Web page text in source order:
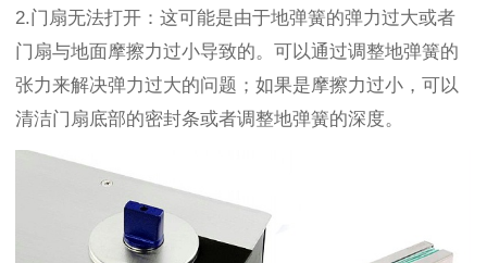
2.门扇无法打开：这可能是由于地弹簧的弹力过大或者
门扇与地面摩擦力过小导致的。可以通过调整地弹簧的
张力来解决弹力过大的问题；如果是摩擦力过小，可以
清洁门扇底部的密封条或者调整地弹簧的深度。